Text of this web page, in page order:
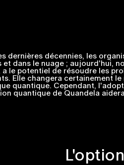
dernières décennies, les
et dans le nuage ; aujourd'hui,
a le potentiel de résoudre les
Elle changera certainement
quantique. Cependant,
quantique de Quandela